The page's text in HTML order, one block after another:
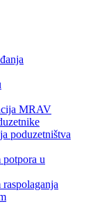
MRAV
poduzetništva
potpora u
raspolaganja